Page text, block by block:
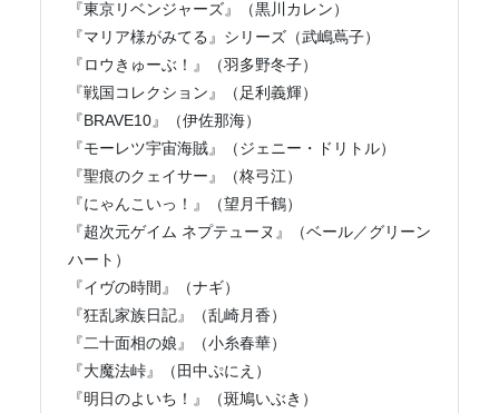
『東京リベンジャーズ』（黒川カレン）
『マリア様がみてる』シリーズ（武嶋蔦子）
『ロウきゅーぶ！』（羽多野冬子）
『戦国コレクション』（足利義輝）
『BRAVE10』（伊佐那海）
『モーレツ宇宙海賊』（ジェニー・ドリトル）
『聖痕のクェイサー』（柊弓江）
『にゃんこいっ！』（望月千鶴）
『超次元ゲイム ネプテューヌ』（ベール／グリーン
ハート）
『イヴの時間』（ナギ）
『狂乱家族日記』（乱崎月香）
『二十面相の娘』（小糸春華）
『大魔法峠』（田中ぷにえ）
『明日のよいち！』（斑鳩いぶき）